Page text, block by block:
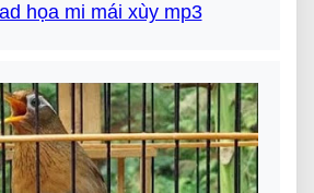
họa mi mái xùy mp3